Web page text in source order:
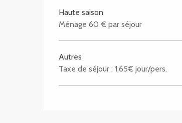
Haute saison
Ménage 60 € par séjour
Autres
Taxe de séjour : 1,65€ jour/pers.